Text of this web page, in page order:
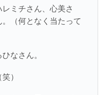
ミチさん、心美さ
（何となく当たって
なさん。
）